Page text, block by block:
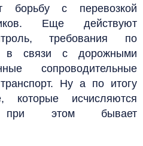
борьбу с перевозкой
Еще действуют
требования по
в связи с дорожными
сопроводительные
Ну а по итогу
которые исчисляются
при этом бывает